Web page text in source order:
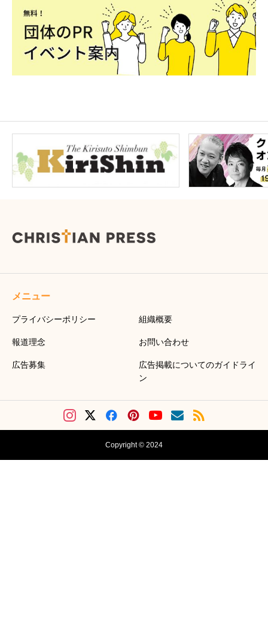
メニュー
プライバシーポリシー 組織概要
報道理念 お問い合わせ
広告募集
広告掲載についてのガイドライ
ン
Copyright © 2024